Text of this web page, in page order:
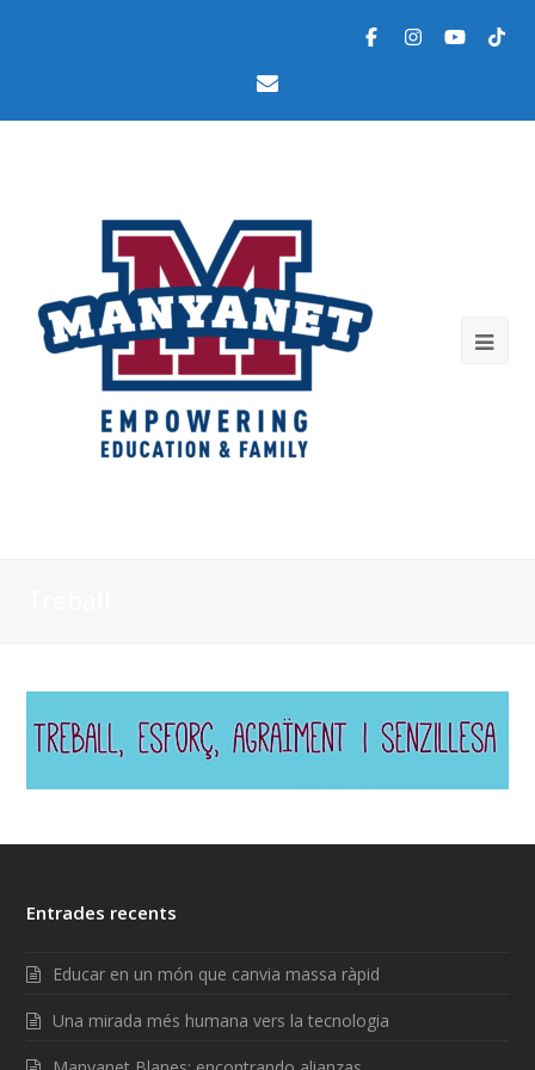
Entrades recents
Educar en un món que canvia massa ràpid
Una mirada més humana vers la tecnologia